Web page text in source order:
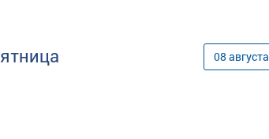
08 августа